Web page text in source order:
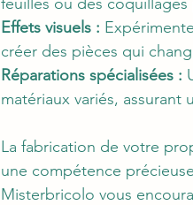
Effets visuels :
créer des pièces qui
Réparations spécialisées :
matériaux variés,
La fabrication de votre
une compétence
Misterbricolo vous